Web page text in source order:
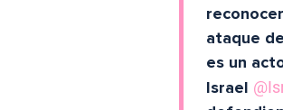
ataque
es un
Israel